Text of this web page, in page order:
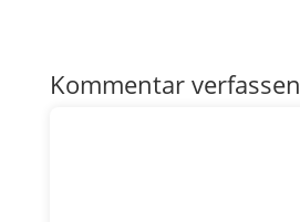
Kommentar verfassen